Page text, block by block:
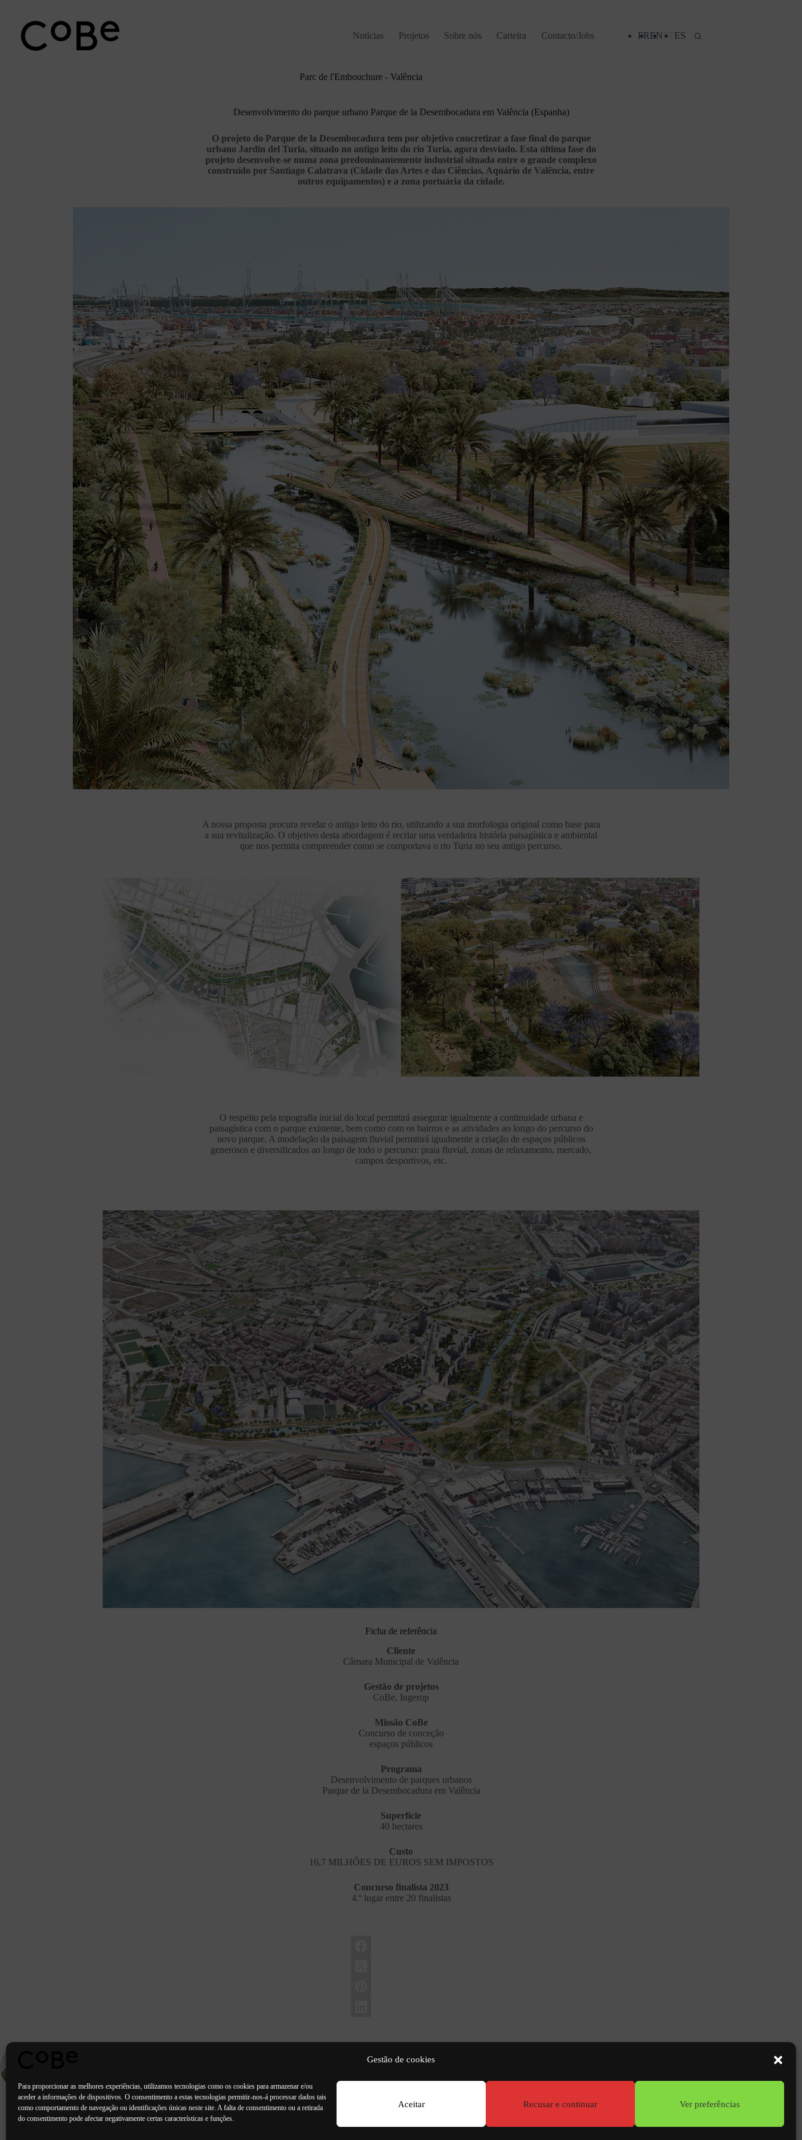
Gestão de cookies
Para proporcionar as melhores experiências, utilizamos tecnologias como os cookies para armazenar e/ou
aceder a informações de dispositivos. O consentimento a estas tecnologias permitir-nos-á processar dados tais
como comportamento de navegação ou identificações únicas neste site. A falta de consentimento ou a retirada
do consentimento pode afectar negativamente certas características e funções.
Aceitar Recusar e continuar Ver preferências
conteúdo
Notícias Projetos Sobre nós Carteira Contacto/Jobs FREN PT ES
Parc de l'Embouchure - Valência
Desenvolvimento do parque urbano Parque de la Desembocadura em Valência (Espanha)
O projeto do Parque de la Desembocadura tem por objetivo concretizar a fase final do parque
urbano Jardin del Turia, situado no antigo leito do rio Turia, agora desviado. Esta última fase do
projeto desenvolve-se numa zona predominantemente industrial situada entre o grande complexo
construído por Santiago Calatrava (Cidade das Artes e das Ciências, Aquário de Valência, entre
outros equipamentos) e a zona portuária da cidade.
A nossa proposta procura revelar o antigo leito do rio, utilizando a sua morfologia original como base para
a sua revitalização. O objetivo desta abordagem é recriar uma verdadeira história paisagística e ambiental
que nos permita compreender como se comportava o rio Turia no seu antigo percurso.
O respeito pela topografia inicial do local permitirá assegurar igualmente a continuidade urbana e
paisagística com o parque existente, bem como com os bairros e as atividades ao longo do percurso do
novo parque. A modelação da paisagem fluvial permitirá igualmente a criação de espaços públicos
generosos e diversificados ao longo de todo o percurso: praia fluvial, zonas de relaxamento, mercado,
campos desportivos, etc.
Ficha de referência
Cliente
Câmara Municipal de Valência
Gestão de projetos
CoBe, Ingerop
Missão CoBe
Concurso de conceção
espaços públicos
Programa
Desenvolvimento de parques urbanos
Parque de la Desembocadura em Valência
Superfície
40 hectares
Custo
16,7 MILHÕES DE EUROS SEM IMPOSTOS
Concurso finalista 2023
4.º lugar entre 20 finalistas